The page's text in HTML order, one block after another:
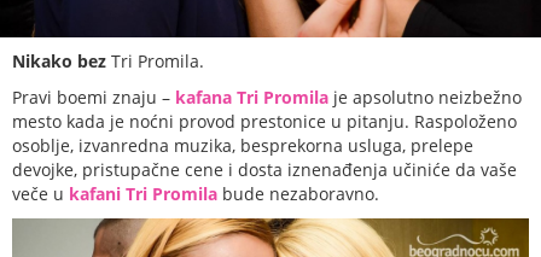
Nikako bez Tri Promila.
Pravi boemi znaju – kafana Tri Promila je apsolutno neizbežno
mesto kada je noćni provod prestonice u pitanju. Raspoloženo
osoblje, izvanredna muzika, besprekorna usluga, prelepe
devojke, pristupačne cene i dosta iznenađenja učiniće da vaše
veče u kafani Tri Promila bude nezaboravno.